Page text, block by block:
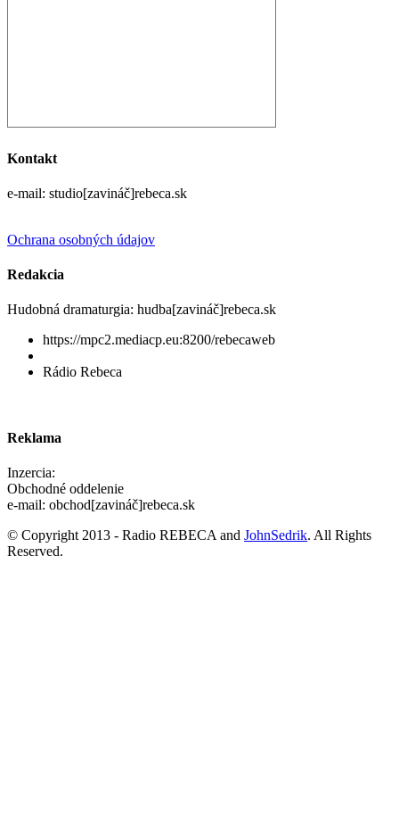
Kontakt
e-mail: studio[zavináč]rebeca.sk
Ochrana osobných údajov
Redakcia
Hudobná dramaturgia: hudba[zavináč]rebeca.sk
https://mpc2.mediacp.eu:8200/rebecaweb
Rádio Rebeca
Reklama
Inzercia:
Obchodné oddelenie
e-mail: obchod[zavináč]rebeca.sk
© Copyright 2013 - Radio REBECA and JohnSedrik. All Rights
Reserved.